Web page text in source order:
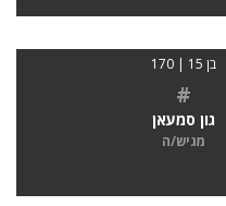
בן 15 | 170
#
גון סמעאן
מגיש/ה